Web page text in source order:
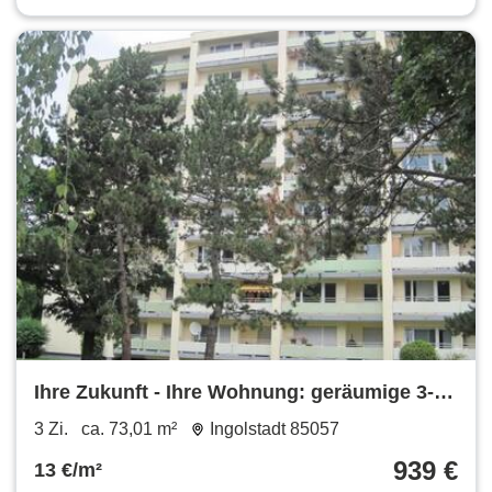
Ihre Zukunft - Ihre Wohnung: geräumige 3-
Zimmer-Wohnung mit Balkon
3 Zi. ca. 73,01 m² Ingolstadt 85057
13 €/m² 939 €